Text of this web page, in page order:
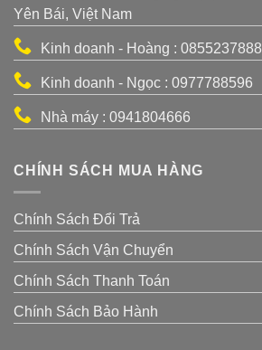
Yên Bái, Việt Nam
Kinh doanh - Hoàng : 0855237888
Kinh doanh - Ngọc : 0977788596
Nhà máy : 0941804666
CHÍNH SÁCH MUA HÀNG
Chính Sách Đổi Trả
Chính Sách Vận Chuyển
Chính Sách Thanh Toán
Chính Sách Bảo Hành